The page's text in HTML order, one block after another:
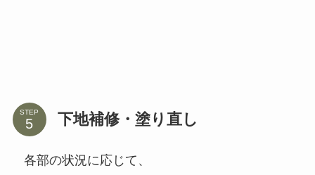
STEP 下地補修・塗り直し
各部の状況に応じて、